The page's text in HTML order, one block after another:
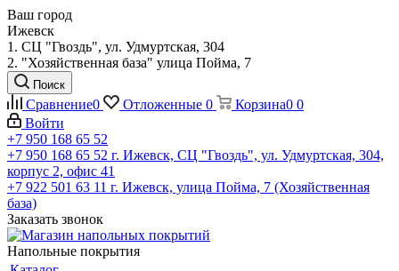
Ваш город
Ижевск
1. СЦ "Гвоздь", ул. Удмуртская, 304
2. "Хозяйственная база" улица Пойма, 7
Поиск
Сравнение0 Отложенные 0 Корзина0 0
Войти
+7 950 168 65 52
+7 950 168 65 52 г. Ижевск, СЦ "Гвоздь", ул. Удмуртская, 304,
корпус 2, офис 41
+7 922 501 63 11 г. Ижевск, улица Пойма, 7 (Хозяйственная
база)
Заказать звонок
Напольные покрытия